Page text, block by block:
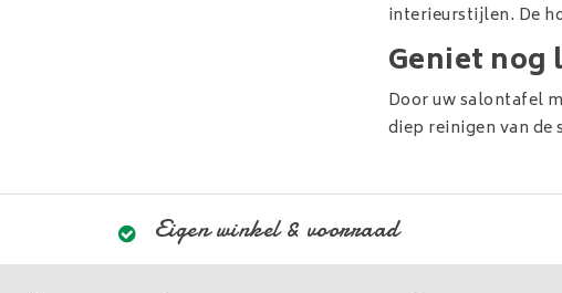
interieurstijlen. De
Geniet
Door uw salontafel
diep reinigen van
Eigen winkel & voorraad